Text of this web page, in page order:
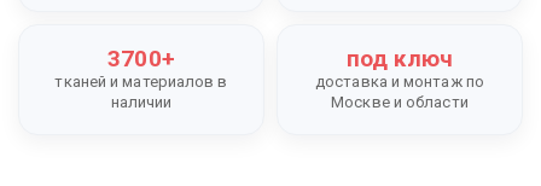
3700+
тканей и материалов в
наличии
под ключ
доставка и монтаж по
Москве и области